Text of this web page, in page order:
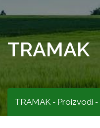
TRAMAK
TRAMAK - Proizvodi -